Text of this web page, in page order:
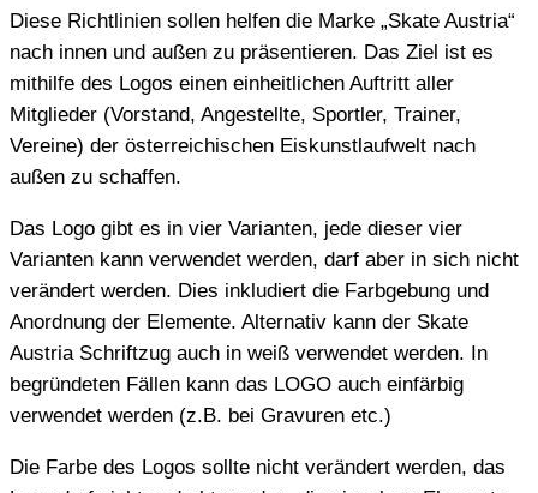
Diese Richtlinien sollen helfen die Marke „Skate Austria“
nach innen und außen zu präsentieren. Das Ziel ist es
mithilfe des Logos einen einheitlichen Auftritt aller
Mitglieder (Vorstand, Angestellte, Sportler, Trainer,
Vereine) der österreichischen Eiskunstlaufwelt nach
außen zu schaffen.
Das Logo gibt es in vier Varianten, jede dieser vier
Varianten kann verwendet werden, darf aber in sich nicht
verändert werden. Dies inkludiert die Farbgebung und
Anordnung der Elemente. Alternativ kann der Skate
Austria Schriftzug auch in weiß verwendet werden. In
begründeten Fällen kann das LOGO auch einfärbig
verwendet werden (z.B. bei Gravuren etc.)
Die Farbe des Logos sollte nicht verändert werden, das